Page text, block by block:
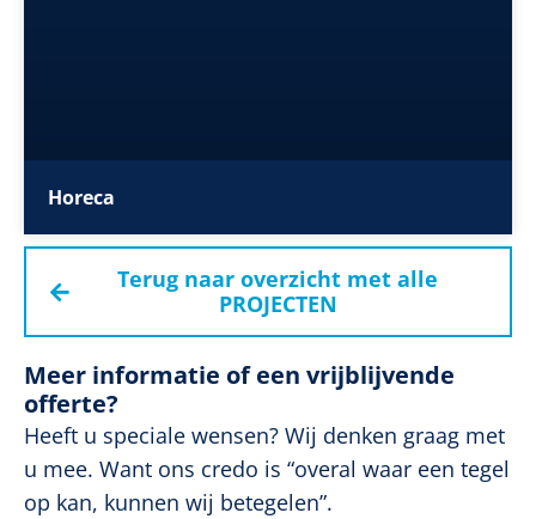
Horeca
Terug naar overzicht met alle
PROJECTEN
Meer informatie of een vrijblijvende
offerte?
Heeft u speciale wensen? Wij denken graag met
u mee. Want ons credo is “overal waar een tegel
op kan, kunnen wij betegelen”.